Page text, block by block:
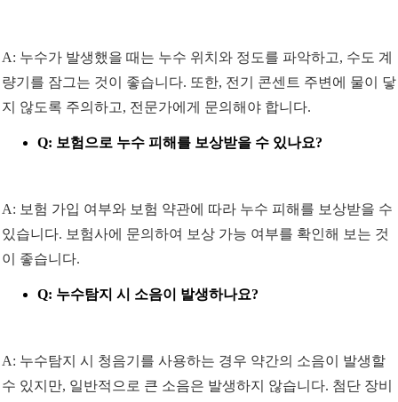
A: 누수가 발생했을 때는 누수 위치와 정도를 파악하고, 수도 계
량기를 잠그는 것이 좋습니다. 또한, 전기 콘센트 주변에 물이 닿
지 않도록 주의하고, 전문가에게 문의해야 합니다.
Q: 보험으로 누수 피해를 보상받을 수 있나요?
A: 보험 가입 여부와 보험 약관에 따라 누수 피해를 보상받을 수
있습니다. 보험사에 문의하여 보상 가능 여부를 확인해 보는 것
이 좋습니다.
Q: 누수탐지 시 소음이 발생하나요?
A: 누수탐지 시 청음기를 사용하는 경우 약간의 소음이 발생할
수 있지만, 일반적으로 큰 소음은 발생하지 않습니다. 첨단 장비